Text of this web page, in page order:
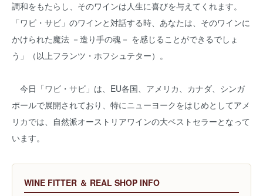
調和をもたらし、そのワインは人生に喜びを与えてくれます。
「ワビ・サビ」のワインと対話する時、あなたは、そのワインに
かけられた魔法 －造り手の魂－ を感じることができるでしょ
う」（以上フランツ・ホフシュテター）。
今日「ワビ・サビ」は、EU各国、アメリカ、カナダ、シンガ
ポールで展開されており、特にニューヨークをはじめとしてアメ
リカでは、自然派オーストリアワインの大ベストセラーとなって
います。
WINE FITTER ＆ REAL SHOP INFO